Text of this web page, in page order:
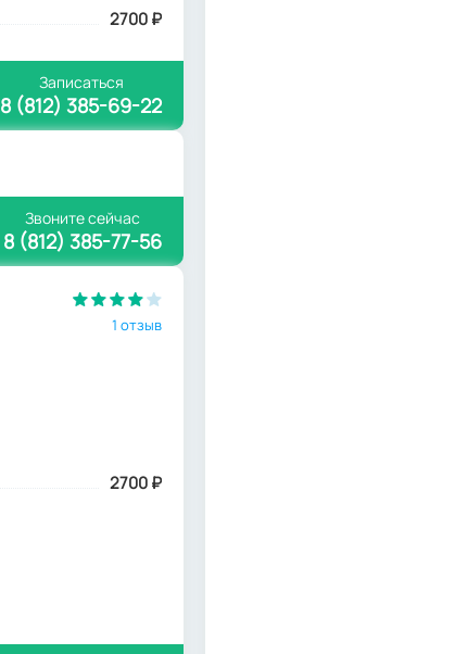
2700₽
Записаться
8 (812) 385-69-22
Звоните сейчас
8 (812) 385-77-56
1 отзыв
2700₽